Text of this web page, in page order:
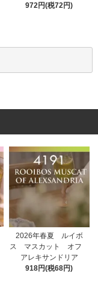
972円(税72円)
2026年春夏 ルイボ
ス マスカット オフ
アレキサンドリア
918円(税68円)